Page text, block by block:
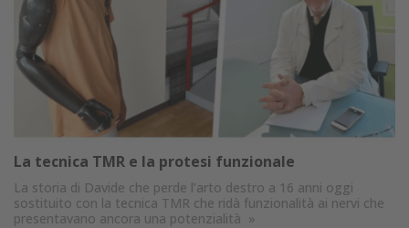
La tecnica TMR e la protesi funzionale
La storia di Davide che perde l’arto destro a 16 anni oggi
sostituito con la tecnica TMR che ridà funzionalità ai nervi che
presentavano ancora una potenzialità »